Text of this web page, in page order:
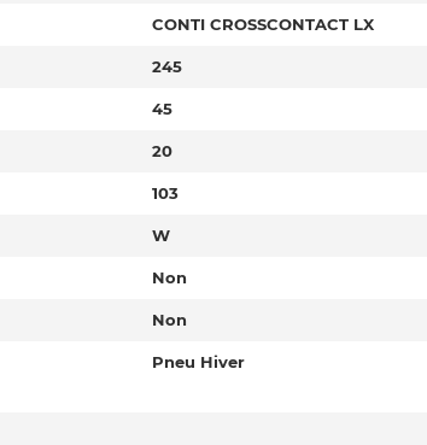
CONTI CROSSCONTACT LX
245
45
20
103
W
Non
Non
Pneu Hiver